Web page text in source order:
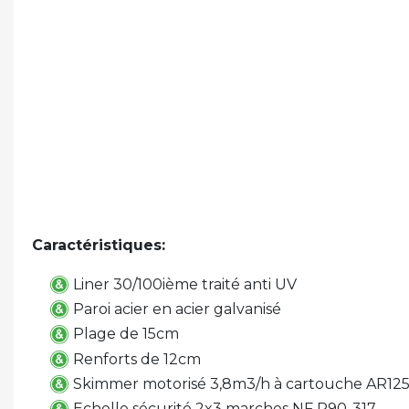
Caractéristiques:
Liner 30/100ième traité anti UV
Paroi acier en acier galvanisé
Plage de 15cm
Renforts de 12cm
Skimmer motorisé 3,8m3/h à cartouche AR125